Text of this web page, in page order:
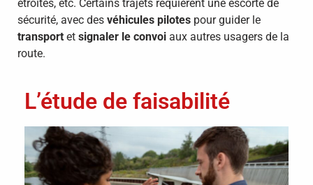
étroites, etc. Certains trajets requièrent une escorte de
sécurité, avec des véhicules pilotes pour guider le
transport et signaler le convoi aux autres usagers de la
route.
L’étude de faisabilité